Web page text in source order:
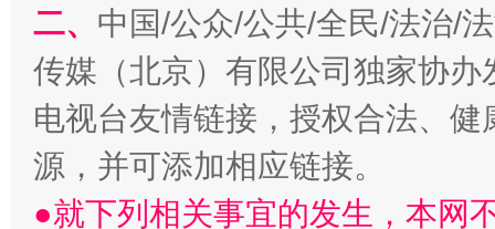
“刷贴”乱象丛生
生
二、 中国/公众/公共/全民/法治/
传媒（北京）有限公司独家协
电视台友情链接，授权合法、
源，并可添加相应链接。
●就下列相关事宜的发生，本网